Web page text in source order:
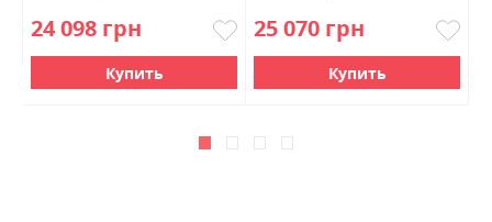
24 098 грн
Купить
25 070 грн
Купить